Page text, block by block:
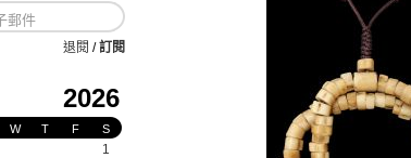
退閱 /訂閱
2026
W T F S
1